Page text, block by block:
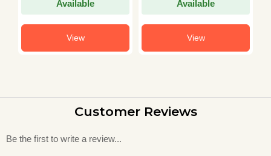
Available
View
Available
View
Customer Reviews
Be the first to write a review...